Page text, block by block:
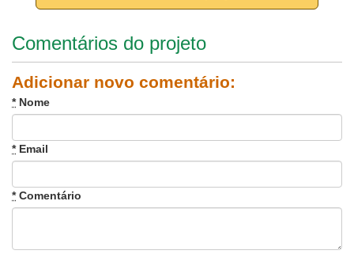
Comentários do projeto
Adicionar novo comentário:
*Nome
*Email
*Comentário